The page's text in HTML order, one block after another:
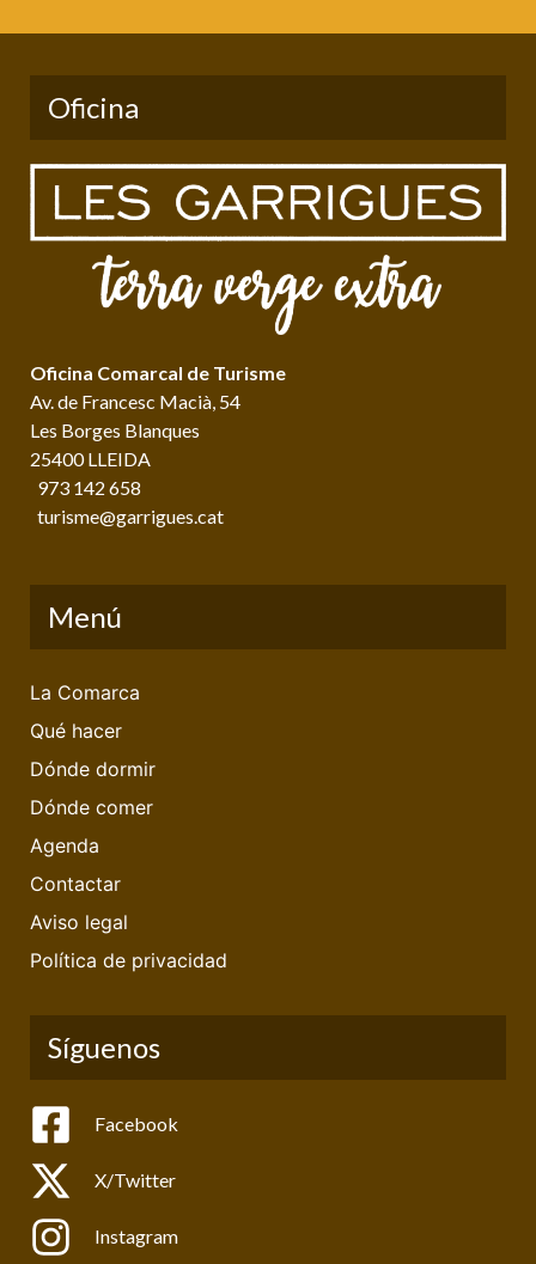
Oficina
Oficina Comarcal de Turisme
Av. de Francesc Macià, 54
Les Borges Blanques
25400 LLEIDA
973 142 658
turisme@garrigues.cat
Menú
La Comarca
Qué hacer
Dónde dormir
Dónde comer
Agenda
Contactar
Aviso legal
Política de privacidad
Síguenos
Facebook
X/Twitter
Instagram